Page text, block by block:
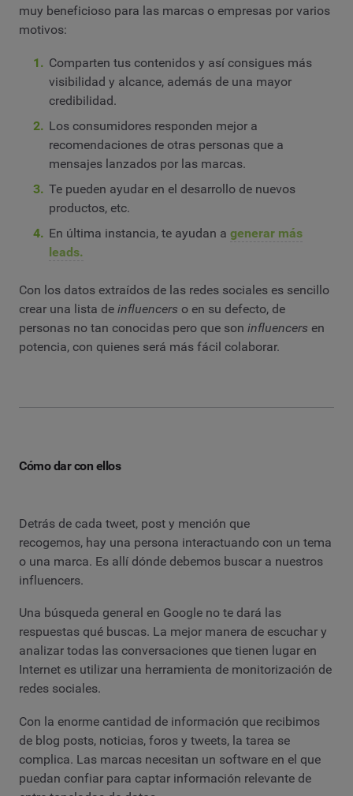
muy beneficioso para las marcas o empresas por varios
motivos:
Comparten tus contenidos y así consigues más
visibilidad y alcance, además de una mayor
credibilidad.
Los consumidores responden mejor a
recomendaciones de otras personas que a
mensajes lanzados por las marcas.
Te pueden ayudar en el desarrollo de nuevos
productos, etc.
En última instancia, te ayudan agenerar más
leads.
Con los datos extraídos de las redes sociales es sencillo
crear una lista de influencers o en su defecto, de
personas no tan conocidas pero que son influencers en
potencia, con quienes será más fácil colaborar.
Cómo dar con ellos
Detrás de cada tweet, post y mención que
recogemos, hay una persona interactuando con un tema
o una marca. Es allí dónde debemos buscar a nuestros
influencers.
Una búsqueda general en Google no te dará las
respuestas qué buscas. La mejor manera de escuchar y
analizar todas las conversaciones que tienen lugar en
Internet es utilizar una herramienta de monitorización de
redes sociales.
Con la enorme cantidad de información que recibimos
de blog posts, noticias, foros y tweets, la tarea se
complica. Las marcas necesitan un software en el que
puedan confiar para captar información relevante de